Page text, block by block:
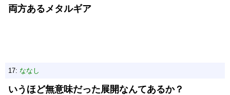
両方あるメタルギア
17: ななし
いうほど無意味だった展開なんてあるか？